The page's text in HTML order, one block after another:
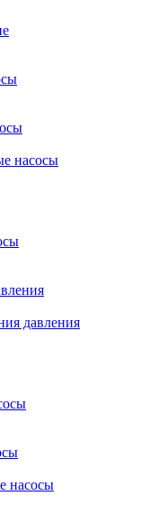
насосы
давления
насосы